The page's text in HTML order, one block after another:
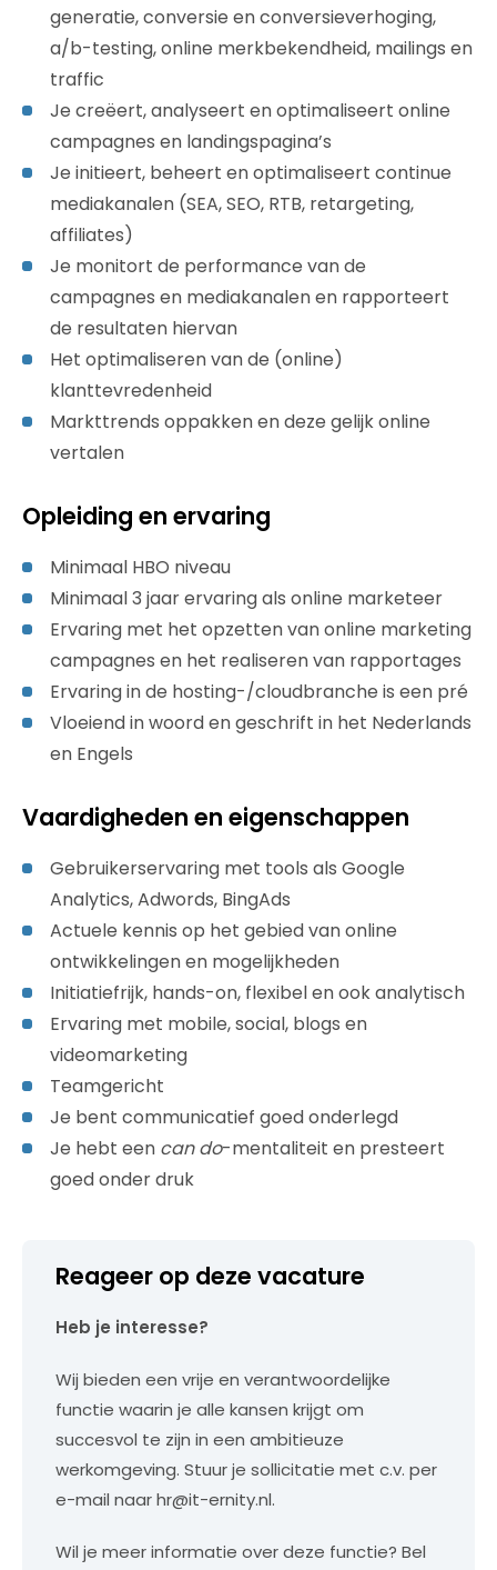
generatie, conversie en conversieverhoging,
a/b-testing, online merkbekendheid, mailings en
traffic
Je creëert, analyseert en optimaliseert online
campagnes en landingspagina’s
Je initieert, beheert en optimaliseert continue
mediakanalen (SEA, SEO, RTB, retargeting,
affiliates)
Je monitort de performance van de
campagnes en mediakanalen en rapporteert
de resultaten hiervan
Het optimaliseren van de (online)
klanttevredenheid
Markttrends oppakken en deze gelijk online
vertalen
Opleiding en ervaring
Minimaal HBO niveau
Minimaal 3 jaar ervaring als online marketeer
Ervaring met het opzetten van online marketing
campagnes en het realiseren van rapportages
Ervaring in de hosting-/cloudbranche is een pré
Vloeiend in woord en geschrift in het Nederlands
en Engels
Vaardigheden en eigenschappen
Gebruikerservaring met tools als Google
Analytics, Adwords, BingAds
Actuele kennis op het gebied van online
ontwikkelingen en mogelijkheden
Initiatiefrijk, hands-on, flexibel en ook analytisch
Ervaring met mobile, social, blogs en
videomarketing
Teamgericht
Je bent communicatief goed onderlegd
Je hebt een can do-mentaliteit en presteert
goed onder druk
Reageer op deze vacature
Heb je interesse?
Wij bieden een vrije en verantwoordelijke
functie waarin je alle kansen krijgt om
succesvol te zijn in een ambitieuze
werkomgeving. Stuur je sollicitatie met c.v. per
e-mail naar hr@it-ernity.nl.
Wil je meer informatie over deze functie? Bel